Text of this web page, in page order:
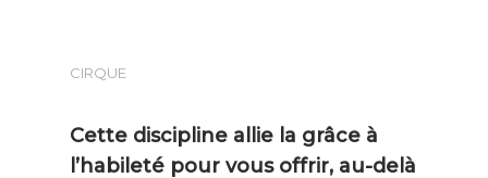
CIRQUE
Cette discipline allie la grâce à
l’habileté pour vous offrir, au-delà